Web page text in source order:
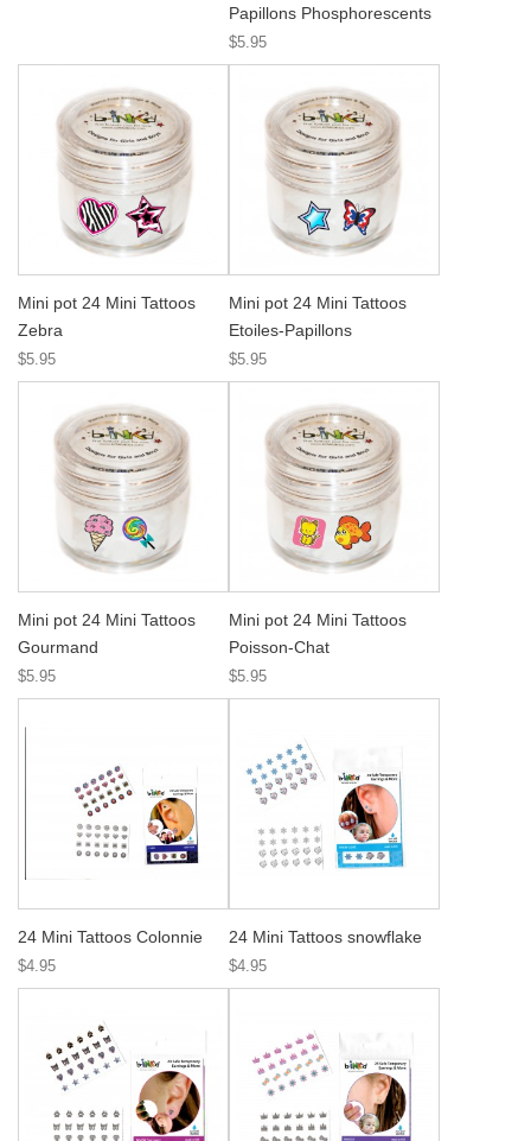
Papillons Phosphorescents
$5.95
Mini pot 24 Mini Tattoos
Zebra
$5.95
Mini pot 24 Mini Tattoos
Etoiles-Papillons
$5.95
Mini pot 24 Mini Tattoos
Gourmand
$5.95
Mini pot 24 Mini Tattoos
Poisson-Chat
$5.95
24 Mini Tattoos Colonnie
$4.95
24 Mini Tattoos snowflake
$4.95